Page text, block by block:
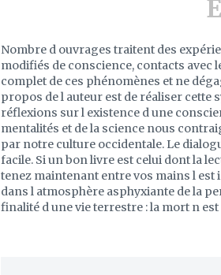
Nombre d ouvrages traitent des
modifiés de conscience, contacts avec
complet de ces phénomènes et ne
propos de l auteur est de réaliser cette
réflexions sur l existence d une
mentalités et de la science nous
par notre culture occidentale. Le
facile. Si un bon livre est celui dont la
tenez maintenant entre vos mains l
dans l atmosphère asphyxiante de la
finalité d une vie terrestre : la mort n